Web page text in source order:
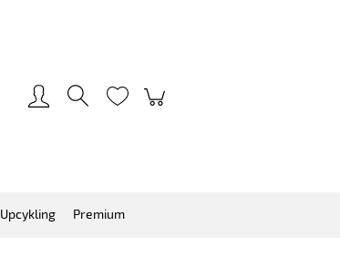
Upcykling Premium